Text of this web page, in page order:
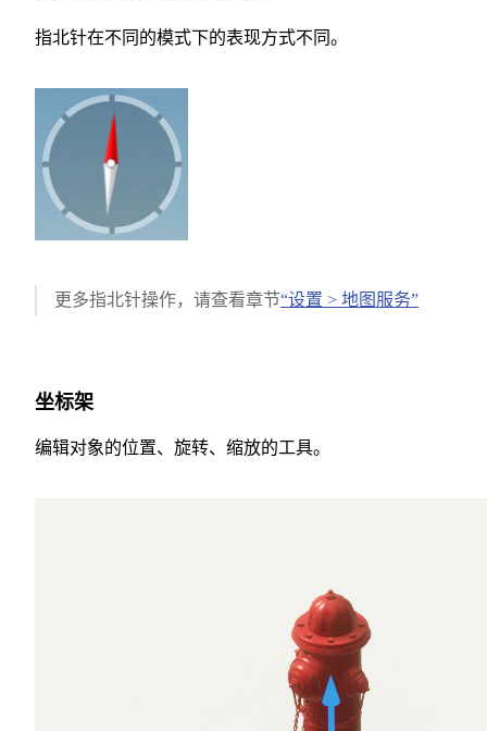
指北针在不同的模式下的表现方式不同。
更多指北针操作，请查看章节“设置 > 地图服务”
坐标架
编辑对象的位置、旋转、缩放的工具。